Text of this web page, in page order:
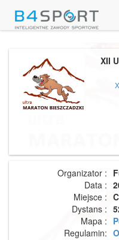
XII
Organizator :
Data :
Miejsce :
Dystans :
Mapa :
Regulamin: